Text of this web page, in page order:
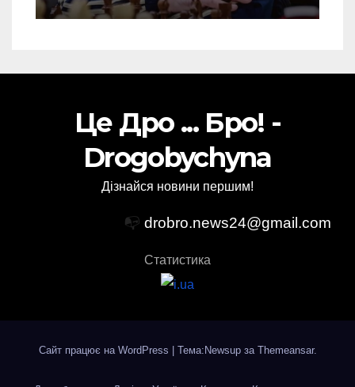
Це Дро ... Бро! -
Drogobychyna
Дізнайся новини першим!
📭 drobro.news24@gmail.com
Статистика
Сайт працює на WordPress Тема:Newsup за Themeansar.